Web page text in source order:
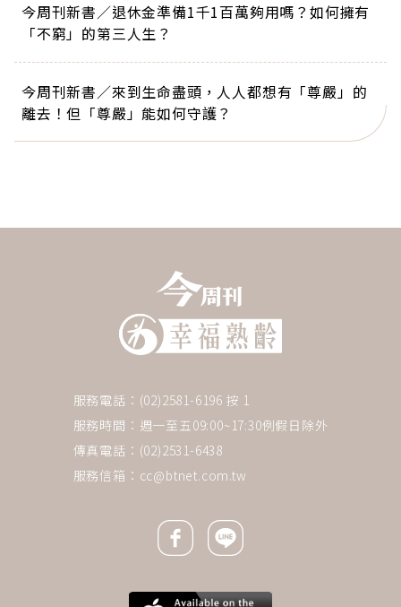
今周刊新書／退休金準備1千1百萬夠用嗎？如何擁有
「不窮」的第三人生？
今周刊新書／來到生命盡頭，人人都想有「尊嚴」的
離去！但「尊嚴」能如何守護？
服務電話：(02)2581-6196 按 1
服務時間：週一至五09:00~17:30例假日除外
傳真電話：(02)2531-6438
服務信箱： cc@btnet.com.tw
Facebook icon
Line icon